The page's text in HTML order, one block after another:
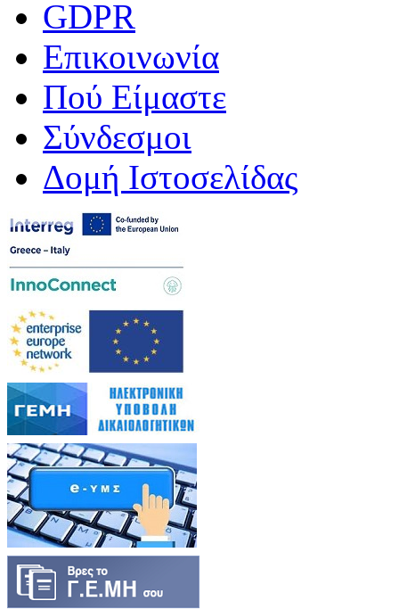
GDPR
Επικοινωνία
Πού Είμαστε
Σύνδεσμοι
Δομή Ιστοσελίδας